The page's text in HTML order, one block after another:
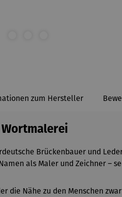
zum Hersteller
Wortmalerei
Brückenbauer und
als Maler und Zeichner –
die Nähe zu den Menschen